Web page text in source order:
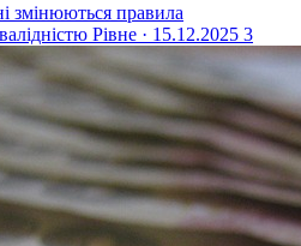
змінюються правила
Рівне · 15.12.2025 3